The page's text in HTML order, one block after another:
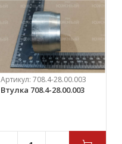
Артикул: 708.4-28.00.003
Втулка 708.4-28.00.003